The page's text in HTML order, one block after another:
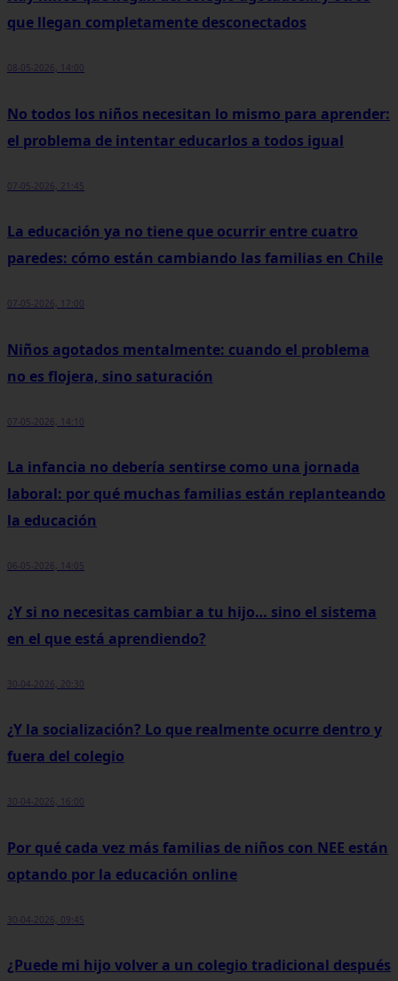
que llegan completamente desconectados
08-05-2026, 14:00
No todos los niños necesitan lo mismo para aprender:
el problema de intentar educarlos a todos igual
07-05-2026, 21:45
La educación ya no tiene que ocurrir entre cuatro
paredes: cómo están cambiando las familias en Chile
07-05-2026, 17:00
Niños agotados mentalmente: cuando el problema
no es flojera, sino saturación
07-05-2026, 14:10
La infancia no debería sentirse como una jornada
laboral: por qué muchas familias están replanteando
la educación
06-05-2026, 14:05
¿Y si no necesitas cambiar a tu hijo… sino el sistema
en el que está aprendiendo?
30-04-2026, 20:30
¿Y la socialización? Lo que realmente ocurre dentro y
fuera del colegio
30-04-2026, 16:00
Por qué cada vez más familias de niños con NEE están
optando por la educación online
30-04-2026, 09:45
¿Puede mi hijo volver a un colegio tradicional después